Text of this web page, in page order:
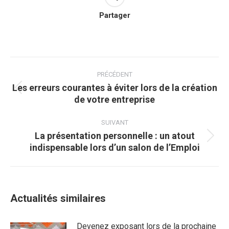
Partager
PRÉCÉDENT
Article
précédent
:
Les erreurs courantes à éviter lors de la création
de votre entreprise
SUIVANT
Article
suivant
La présentation personnelle : un atout
indispensable lors d’un salon de l’Emploi
Actualités similaires
Devenez exposant lors de la prochaine